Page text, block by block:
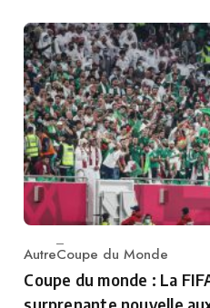
Category
AutreCoupe du Monde
Coupe du monde : La
surprenante nouvelle